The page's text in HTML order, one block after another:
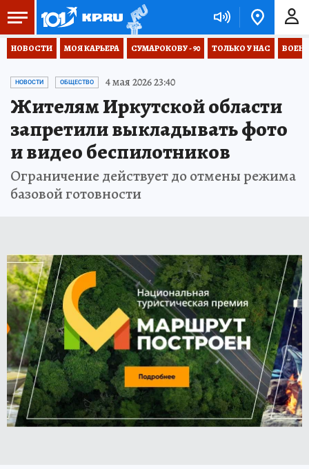
НОВОСТИ МОЯ КАРЬЕРА СУМАРОКОВУ - 90 ТОЛЬКО У НАС
НОВОСТИ ОБЩЕСТВО 4 мая 2026 23:40
Жителям Иркутской области
запретили выкладывать фото
и видео беспилотников
Ограничение действует до отмены режима
базовой готовности